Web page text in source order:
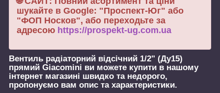
шукайте в Google: "Проспект-Юг" або
"ФОП Носков", або переходьте за
адресою https://prospekt-ug.com.ua
Вентиль радіаторний відсічний 1/2" (Ду15)
прямий Giacomini ви можете купити в нашому
інтернет магазині швидко та недорого,
пропонуємо вам опис та характеристики.